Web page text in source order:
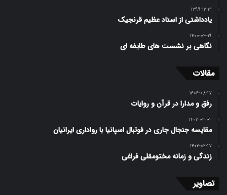
۱۳۹۹-۱۲-۱۴
یادداشتی از استاد عظیم قرنجیک
۱۴۰۰-۰۳-۱۹
نگاهی بر نشست های طایفه ای
مقالات
۱۴۰۴-۰۸-۱۷
رفق و مدارا در قرآن و روایات
۱۴۰۲-۰۳-۰۲
مقایسه جنجال جاری در فوتبال اسپانیا با رواداری ایرانیان
۱۴۰۲-۰۲-۱۷
زندگی و زمانه مختومقلی فراغی
تصاویر